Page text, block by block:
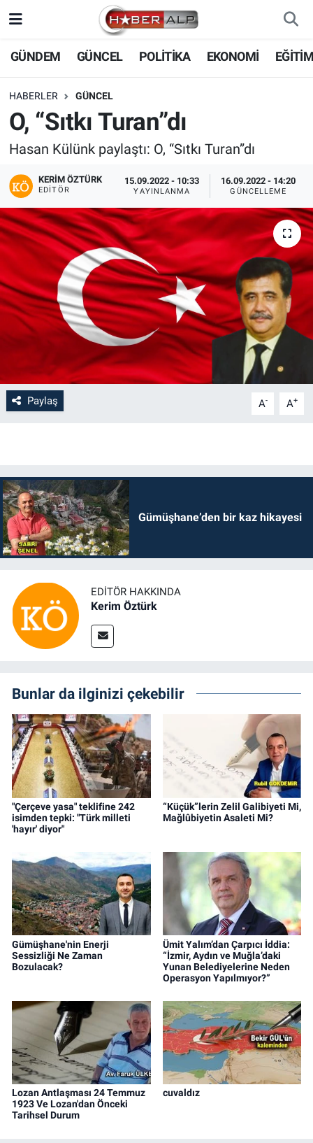
GÜNDEM GÜNCEL POLİTİKA EKONOMİ
HABERLER GÜNCEL
O, “Sıtkı Turan”dı
Hasan Külünk paylaştı: O, “Sıtkı Turan”dı
KERIM ÖZTÜRK
EDITÖR
15.09.2022 - 10:33
YAYINLANMA
16.09.2022 - 14:20
GÜNCELLEME
Paylaş A- A+
Gümüşhane’den bir kaz hikayesi
EDITÖR HAKKINDA
Kerim Öztürk
Bunlar da ilginizi çekebilir
"Çerçeve yasa" teklifine 242
isimden tepki: "Türk milleti
'hayır' diyor"
“Küçük”lerin Zelil Galibiyeti Mi,
Mağlûbiyetin Asaleti Mi?
Gümüşhane'nin Enerji
Sessizliği Ne Zaman
Bozulacak?
Ümit Yalım’dan Çarpıcı İddia:
“İzmir, Aydın ve Muğla’daki
Yunan Belediyelerine Neden
Operasyon Yapılmıyor?”
Lozan Antlaşması 24 Temmuz
1923 Ve Lozan'dan Önceki
Tarihsel Durum
cuvaldız
Nöbetçi Eczaneler
Hava Durumu
Trafik Durumu
Süper Lig Puan Durumu ve Fikstür
Tüm Manşetler
Son Dakika Haberleri
Haber Arşivi